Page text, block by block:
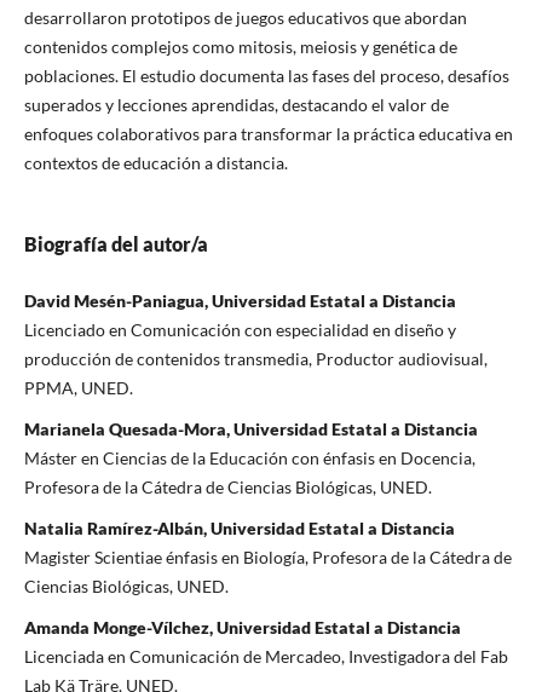
desarrollaron prototipos de juegos educativos que abordan
contenidos complejos como mitosis, meiosis y genética de
poblaciones. El estudio documenta las fases del proceso, desafíos
superados y lecciones aprendidas, destacando el valor de
enfoques colaborativos para transformar la práctica educativa en
contextos de educación a distancia.
Biografía del autor/a
David Mesén-Paniagua, Universidad Estatal a Distancia
Licenciado en Comunicación con especialidad en diseño y
producción de contenidos transmedia, Productor audiovisual,
PPMA, UNED.
Marianela Quesada-Mora, Universidad Estatal a Distancia
Máster en Ciencias de la Educación con énfasis en Docencia,
Profesora de la Cátedra de Ciencias Biológicas, UNED.
Natalia Ramírez-Albán, Universidad Estatal a Distancia
Magister Scientiae énfasis en Biología, Profesora de la Cátedra de
Ciencias Biológicas, UNED.
Amanda Monge-Vílchez, Universidad Estatal a Distancia
Licenciada en Comunicación de Mercadeo, Investigadora del Fab
Lab Kä Träre, UNED.